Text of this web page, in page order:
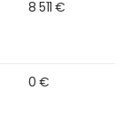
8 511 €
0 €